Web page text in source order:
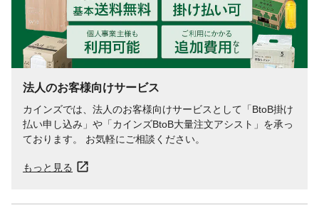
法人のお客様向けサービス
カインズでは、法人のお客様向けサービスとして「BtoB掛け
払い申し込み」や「カインズBtoB大量注文アシスト」を承っ
ております。 お気軽にご相談ください。
もっと見る